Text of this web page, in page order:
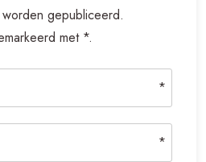
gepubliceerd.
met *.
*
*